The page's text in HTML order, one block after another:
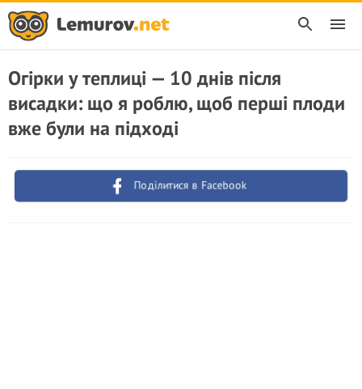
Огірки у теплиці — 10 днів після
висадки: що я роблю, щоб перші плоди
вже були на підході
Поділитися в Facebook